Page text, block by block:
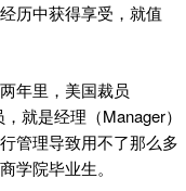
历中获得享受，就值
年里，美国裁员
就是经理（Manager）
管理导致用不了那么多
学院毕业生。